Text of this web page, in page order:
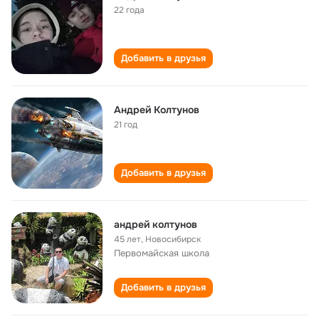
22 года
Добавить в друзья
Андрей Колтунов
21 год
Добавить в друзья
андрей колтунов
45 лет, Новосибирск
Первомайская школа
Добавить в друзья